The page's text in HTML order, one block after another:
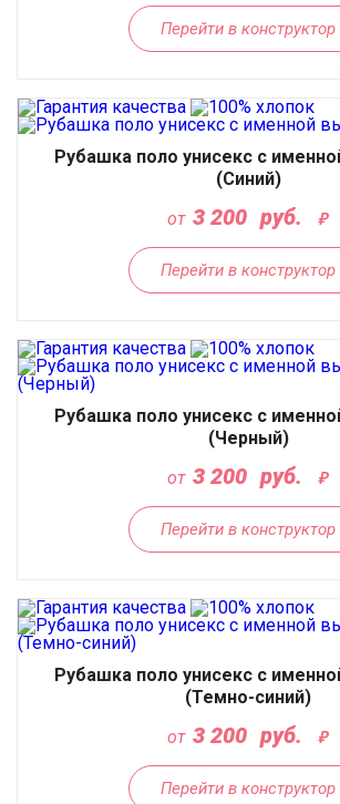
Перейти в конструктор
Рубашка поло унисекс с
(Синий)
от 3 200 руб.
Перейти в конструктор
Рубашка поло унисекс с
(Черный)
от 3 200 руб.
Перейти в конструктор
Рубашка поло унисекс с
(Темно-синий)
от 3 200 руб.
Перейти в конструктор